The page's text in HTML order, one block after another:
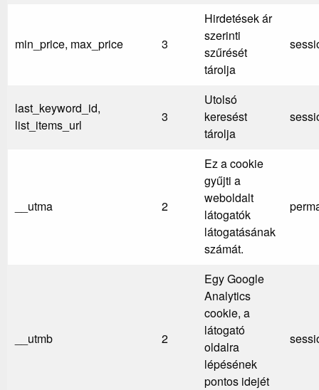
min_price, max_price 3
Hirdetések ár
szerinti
szűrését
tárolja
last_keyword_id,
list_items_url
3
Utolsó
keresést
tárolja
__utma 2
Ez a cookie
gyűjti a
weboldalt
látogatók
látogatásának
számát.
__utmb 2
Egy Google
Analytics
cookie, a
látogató
oldalra
lépésének
pontos idejét